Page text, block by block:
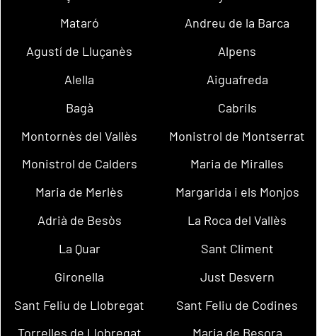
Mataró
Andreu de la Barca
Agustí de Lluçanès
Alpens
Alella
Aiguafreda
Bagà
Cabrils
Montornès del Vallès
Monistrol de Montserrat
Monistrol de Calders
Maria de Miralles
Maria de Merlès
Margarida i els Monjos
Adrià de Besòs
La Roca del Vallès
La Quar
Sant Climent
Gironella
Just Desvern
Sant Feliu de Llobregat
Sant Feliu de Codines
Torrelles de Llobregat
Maria de Besora